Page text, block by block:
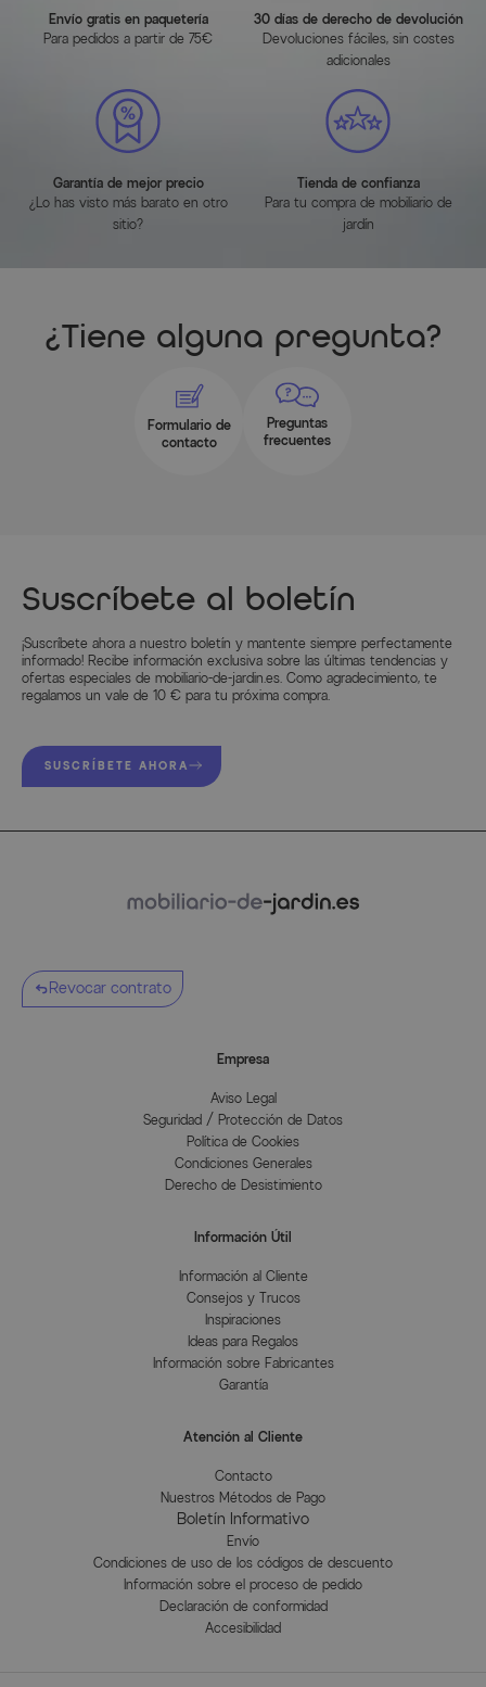
Dimensiones totales: aprox. 486 x 243 x 240 cm (L x
An x Al)
Grosor del marco: aprox. 1,3 mm
Grosor de los paneles: aprox. 6 mm
Medidas de la puerta: aprox. 171 x 113 cm (Al x An)
Ventanas en el techo: 4 unidades, cada una aprox. 60 x
espacio
Características del artículo
Valores
Color Schwarz
Información del fabricante
Envío gratis en paquetería
Para pedidos a partir de 75€
30 días de derecho de devolución
Devoluciones fáciles, sin costes
adicionales
Garantía de mejor precio
¿Lo has visto más barato en otro
sitio?
Tienda de confianza
Para tu compra de mobiliario de
jardín
¿Tiene alguna pregunta?
Formulario de
contacto
Preguntas
frecuentes
Suscríbete al boletín
¡Suscríbete ahora a nuestro boletín y mantente siempre perfectamente
informado! Recibe información exclusiva sobre las últimas tendencias y
ofertas especiales de mobiliario-de-jardin.es. Como agradecimiento, te
regalamos un vale de 10 € para tu próxima compra.
SUSCRÍBETE AHORA
Revocar contrato
Empresa
Aviso Legal
Seguridad / Protección de Datos
Política de Cookies
Condiciones Generales
Derecho de Desistimiento
Información Útil
Información al Cliente
Consejos y Trucos
Inspiraciones
Ideas para Regalos
Información sobre Fabricantes
Garantía
Atención al Cliente
Contacto
Nuestros Métodos de Pago
Boletín Informativo
Envío
Condiciones de uso de los códigos de descuento
Información sobre el proceso de pedido
Declaración de conformidad
Accesibilidad